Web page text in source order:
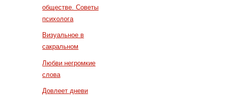
обществе. Советы
психолога
Визуальное в
сакральном
Любви негромкие
слова
Довлеет дневи